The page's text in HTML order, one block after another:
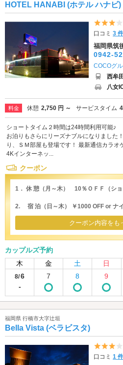
HOTEL HANABI (ホテル ハナビ)
口コミ3 件
福岡県筑
0942-
COCOグ
西牟
八女
料金 休憩 2,750 円 ～ サービスタイム
ショートタイム２時間は24時間利用可能♪
お泊りもさらにリーズナブルになりました
り、ＳＭ部屋も登場です！ 最新通信カラ
4Kインターネッ...
クーポン
1． 休 憩（月～木） 10％ＯＦＦ（ショ
2. 宿 泊（日～木） ￥1000 OFF or ナ
クーポン内容をも
カップルズ予約
木
金 土 日
8/6
-
7 8 9
福岡県 行橋市大字辻垣
Bella Vista (ベラビスタ)
口コミ1 件